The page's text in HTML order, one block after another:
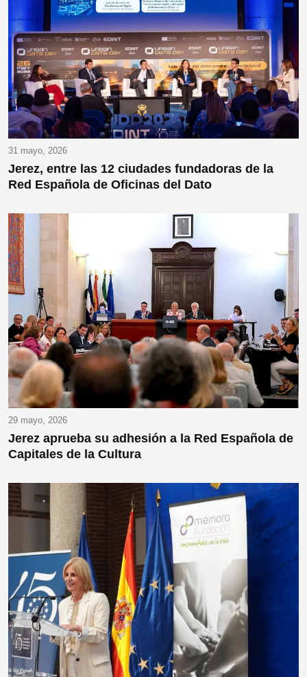
31 mayo, 2026
Jerez, entre las 12 ciudades fundadoras de la
Red Española de Oficinas del Dato
29 mayo, 2026
Jerez aprueba su adhesión a la Red Española de
Capitales de la Cultura